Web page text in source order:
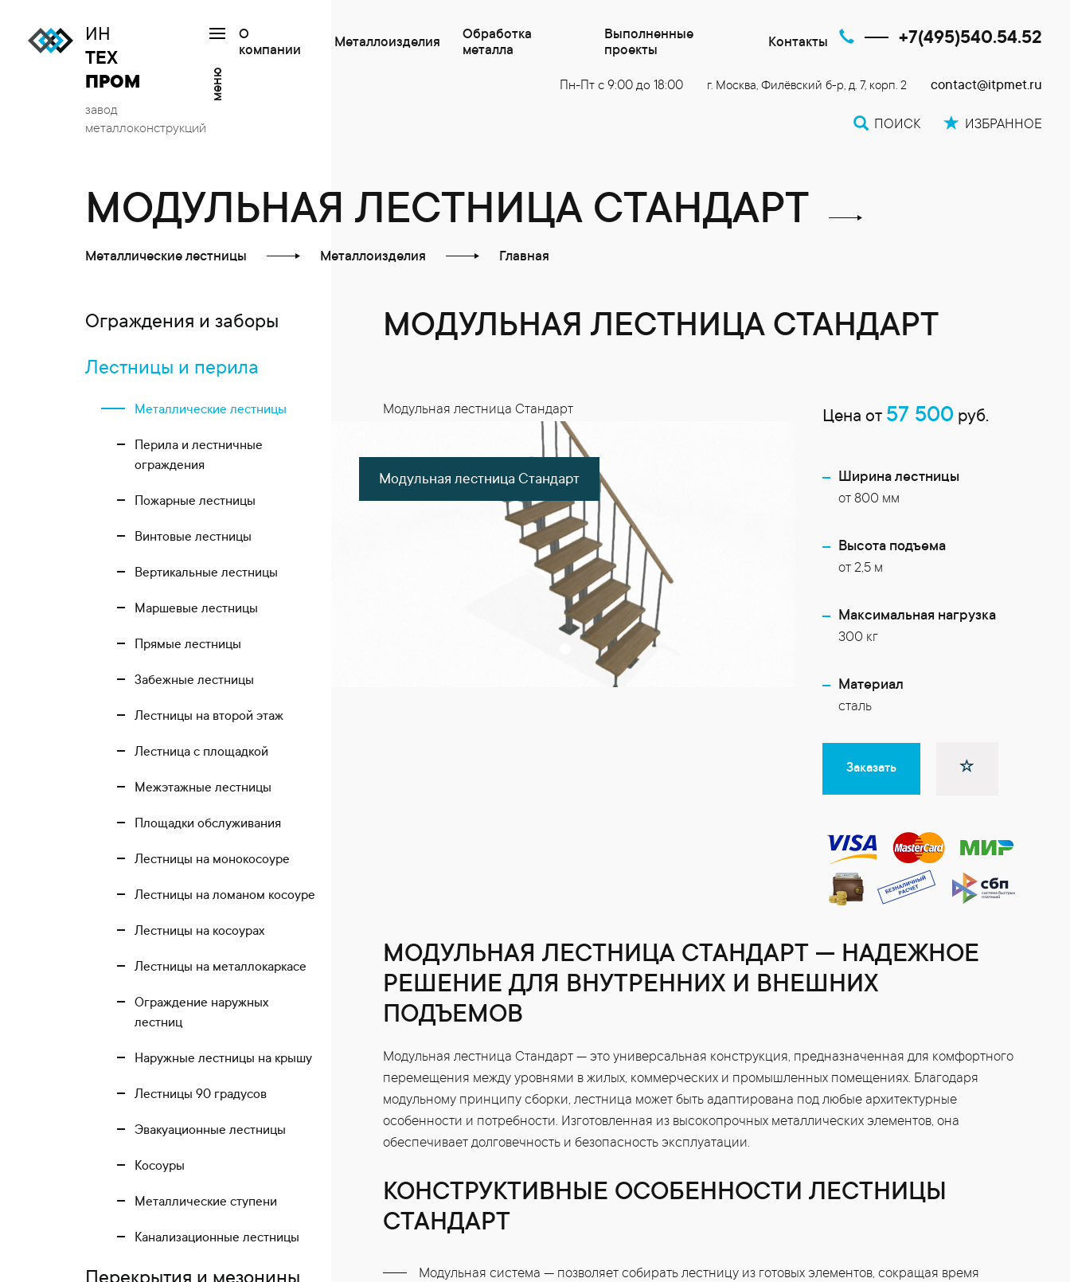
ИН
ТЕХ
ПРОМ
завод
металлоконструкций
меню
О
компании
Металлоизделия
Обработка
металла
Выполненные
проекты
Контакты +7(495)540.54.52
Пн-Пт с 9:00 до 18:00 г. Москва, Филёвский б-р, д. 7, корп. 2 contact@itpmet.ru
ПОИСК ИЗБРАННОЕ
МОДУЛЬНАЯ ЛЕСТНИЦА СТАНДАРТ
Металлические лестницы Металлоизделия Главная
Ограждения и заборы
Лестницы и перила
Металлические лестницы
Перила и лестничные
ограждения
Пожарные лестницы
Винтовые лестницы
Вертикальные лестницы
Маршевые лестницы
Прямые лестницы
Забежные лестницы
Лестницы на второй этаж
Лестница с площадкой
Межэтажные лестницы
Площадки обслуживания
Лестницы на монокосоуре
Лестницы на ломаном косоуре
Лестницы на косоурах
Лестницы на металлокаркасе
Ограждение наружных
лестниц
Наружные лестницы на крышу
Лестницы 90 градусов
Эвакуационные лестницы
Косоуры
Металлические ступени
Канализационные лестницы
МОДУЛЬНАЯ ЛЕСТНИЦА СТАНДАРТ
Модульная лестница Стандарт
Модульная лестница Стандарт
Цена от 57 500 руб.
Ширина лестницы
от 800 мм
Высота подъема
от 2,5 м
Максимальная нагрузка
300 кг
Материал
сталь
Заказать
МОДУЛЬНАЯ ЛЕСТНИЦА СТАНДАРТ — НАДЕЖНОЕ
РЕШЕНИЕ ДЛЯ ВНУТРЕННИХ И ВНЕШНИХ
ПОДЪЕМОВ
Модульная лестница Стандарт — это универсальная конструкция, предназначенная для комфортного
перемещения между уровнями в жилых, коммерческих и промышленных помещениях. Благодаря
модульному принципу сборки, лестница может быть адаптирована под любые архитектурные
особенности и потребности. Изготовленная из высокопрочных металлических элементов, она
обеспечивает долговечность и безопасность эксплуатации.
КОНСТРУКТИВНЫЕ ОСОБЕННОСТИ ЛЕСТНИЦЫ
СТАНДАРТ
Модульная система — позволяет собирать лестницу из готовых элементов, сокращая время